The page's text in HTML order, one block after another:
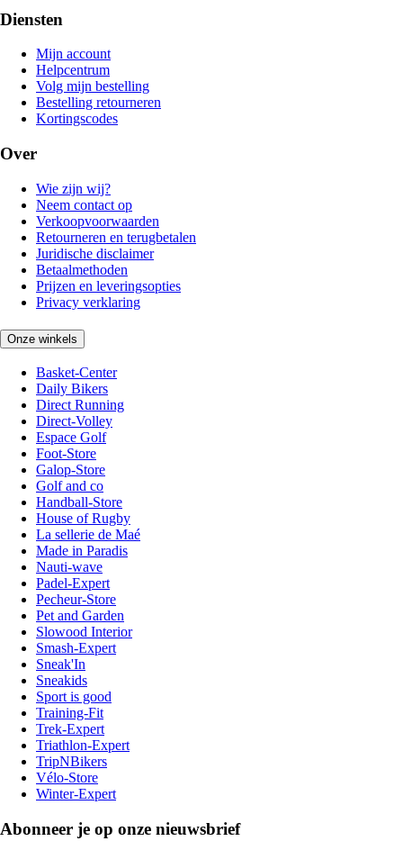
Diensten
Mijn account
Helpcentrum
Volg mijn bestelling
Bestelling retourneren
Kortingscodes
Over
Wie zijn wij?
Neem contact op
Verkoopvoorwaarden
Retourneren en terugbetalen
Juridische disclaimer
Betaalmethoden
Prijzen en leveringsopties
Privacy verklaring
Onze winkels
Basket-Center
Daily Bikers
Direct Running
Direct-Volley
Espace Golf
Foot-Store
Galop-Store
Golf and co
Handball-Store
House of Rugby
La sellerie de Maé
Made in Paradis
Nauti-wave
Padel-Expert
Pecheur-Store
Pet and Garden
Slowood Interior
Smash-Expert
Sneak'In
Sneakids
Sport is good
Training-Fit
Trek-Expert
Triathlon-Expert
TripNBikers
Vélo-Store
Winter-Expert
Abonneer je op onze nieuwsbrief